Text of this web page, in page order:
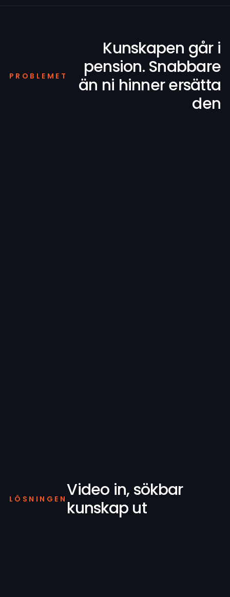
PROBLEMET
Kunskapen går i
pension. Snabbare
än ni hinner ersätta
den
LÖSNINGEN Video in, sökbar
kunskap ut